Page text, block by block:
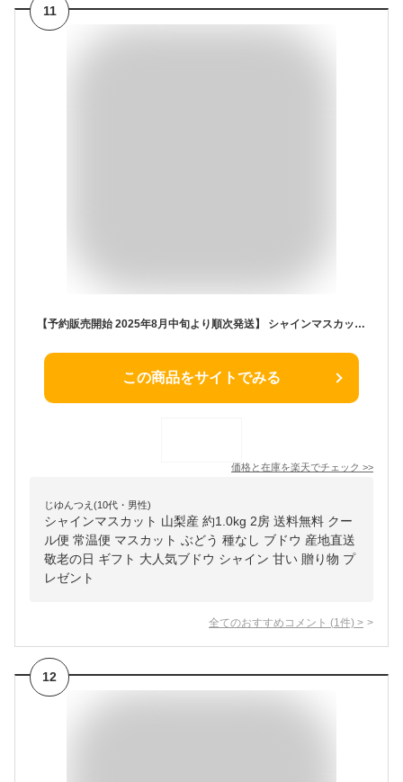
11
【予約販売開始 2025年8月中旬より順次発送】 シャインマスカット 山梨産 約1.0kg 2房 送料無料 クール便 常温便 マスカット ぶどう 種なし ブドウ 産地直送 敬老の日 ギフト 大人気ブドウ シャイン 甘い 贈り物 プレゼント
この商品をサイトでみる
価格と在庫を楽天でチェック >>
じゆんつえ(10代・男性)
シャインマスカット 山梨産 約1.0kg 2房 送料無料 クー
ル便 常温便 マスカット ぶどう 種なし ブドウ 産地直送
敬老の日 ギフト 大人気ブドウ シャイン 甘い 贈り物 プ
レゼント
全てのおすすめコメント (1 件) >
12